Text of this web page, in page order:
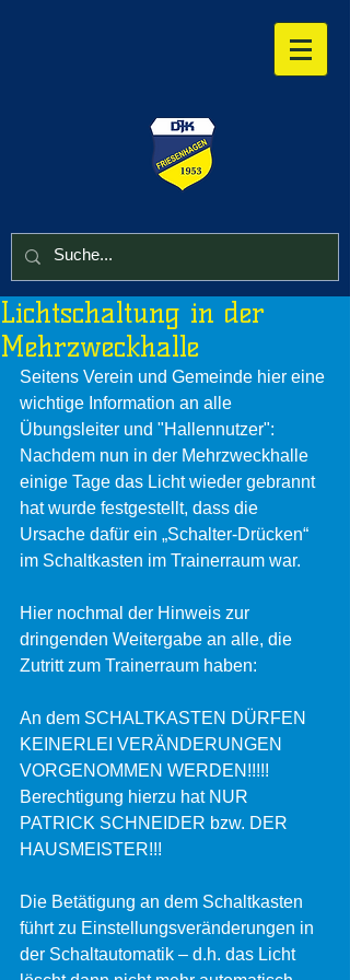
Lichtschaltung in der
Mehrzweckhalle
Seitens Verein und Gemeinde hier eine
wichtige Information an alle
Übungsleiter und "Hallennutzer":
Nachdem nun in der Mehrzweckhalle
einige Tage das Licht wieder gebrannt
hat wurde festgestellt, dass die
Ursache dafür ein „Schalter-Drücken“
im Schaltkasten im Trainerraum war.
Hier nochmal der Hinweis zur
dringenden Weitergabe an alle, die
Zutritt zum Trainerraum haben:
An dem SCHALTKASTEN DÜRFEN
KEINERLEI VERÄNDERUNGEN
VORGENOMMEN WERDEN!!!!!
Berechtigung hierzu hat NUR
PATRICK SCHNEIDER bzw. DER
HAUSMEISTER!!!
Die Betätigung an dem Schaltkasten
führt zu Einstellungsveränderungen in
der Schaltautomatik – d.h. das Licht